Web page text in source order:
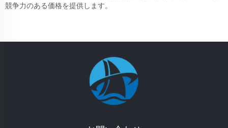
競争力のある価格を提供します。